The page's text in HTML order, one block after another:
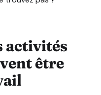
activités
être